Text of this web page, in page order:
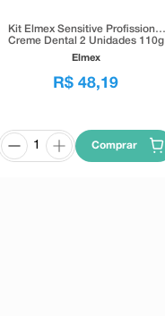
Kit Elmex Sensitive Profissional
Creme Dental 2 Unidades 110g
Cada
Elmex
R$ 48,19
Comprar